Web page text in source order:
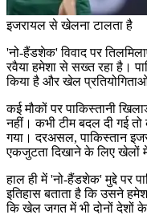
इजरायल से खेलना टालता है
'नो-हैंडशेक' विवाद पर
रवैया हमेशा से सख्त रहा है।
किया है और खेल
कई मौकों पर पाकिस्तानी
नहीं। कभी टीम बदल दी गई
गया। दरअसल, पाकिस्तान
एकजुटता दिखाने के लिए खेलों
हाल ही में 'नो-हैंडशेक' मुद्दे पर
इतिहास बताता है कि उसने
कि खेल जगत में भी दोनों देशों के